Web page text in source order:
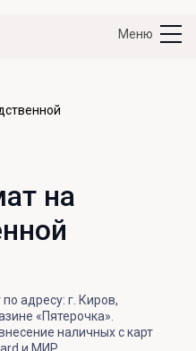
Меню
на
адресу: г. Киров,
«Пятерочка».
наличных с карт